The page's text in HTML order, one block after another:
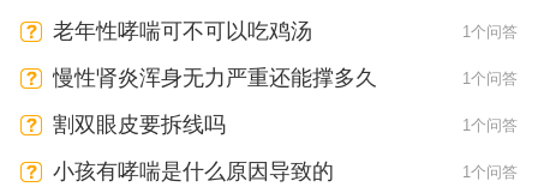
老年性哮喘可不可以吃鸡汤 1个问答
慢性肾炎浑身无力严重还能撑多久 1个问答
割双眼皮要拆线吗 1个问答
小孩有哮喘是什么原因导致的 1个问答